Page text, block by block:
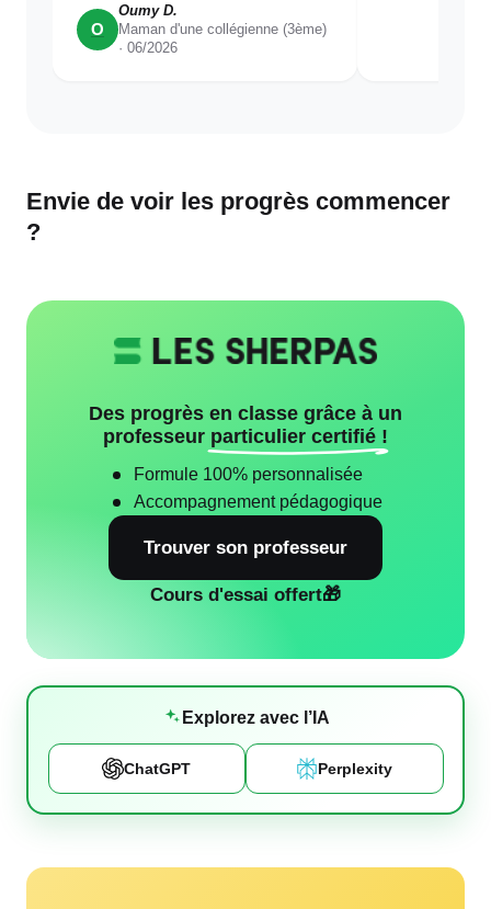
O
Oumy D.
Maman d'une collégienne (3ème)
· 06/2026
Envie de voir les progrès commencer
?
Des progrès en classe grâce à un
professeur particulier certifié !
Formule 100% personnalisée
Accompagnement pédagogique
Trouver son professeur
Cours d'essai offert🎁
Explorez avec l’IA
ChatGPT Perplexity